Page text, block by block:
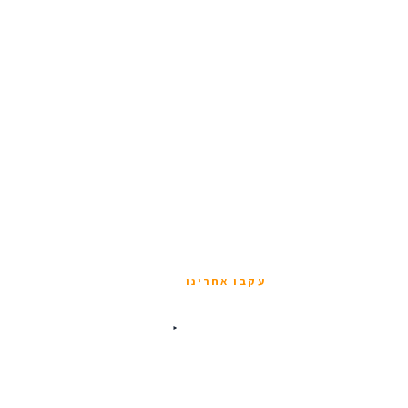
עקבו אחרינו